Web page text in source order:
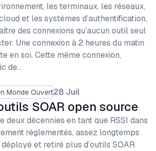
les terminaux, les réseaux,
et les systèmes d’authentification,
des connexions qu’aucun outil seul
Une connexion à 2 heures du matin
en soi. Cette même connexion,
de…
Monde Ouvert28 Juil
SOAR open source
deux décennies en tant que RSSI dans
réglementés, assez longtemps
et retiré plus d’outils SOAR